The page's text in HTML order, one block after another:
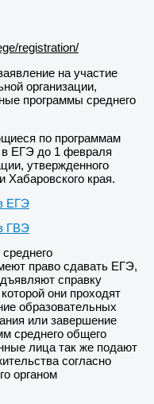
registration/
на участие
организации,
программы среднего
по программам
ЕГЭ до 1 февраля
утвержденного
Хабаровского края.
ЕГЭ
ГВЭ
право сдавать ЕГЭ,
справку
они проходят
образовательных
или завершение
среднего общего
лица так же подают
согласно
органом